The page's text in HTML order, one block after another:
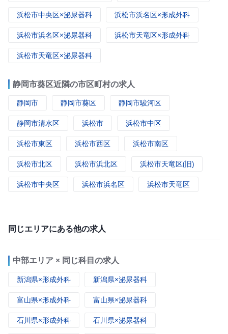
浜松市中央区×泌尿器科 浜松市浜名区×形成外科
浜松市浜名区×泌尿器科 浜松市天竜区×形成外科
浜松市天竜区×泌尿器科
静岡市葵区近隣の市区町村の求人
静岡市 静岡市葵区 静岡市駿河区
静岡市清水区 浜松市 浜松市中区
浜松市東区 浜松市西区 浜松市南区
浜松市北区 浜松市浜北区 浜松市天竜区(旧)
浜松市中央区 浜松市浜名区 浜松市天竜区
同じエリアにある他の求人
中部エリア × 同じ科目の求人
新潟県×形成外科 新潟県×泌尿器科
富山県×形成外科 富山県×泌尿器科
石川県×形成外科 石川県×泌尿器科